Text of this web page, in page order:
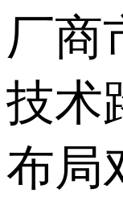
厂商
技术
布局